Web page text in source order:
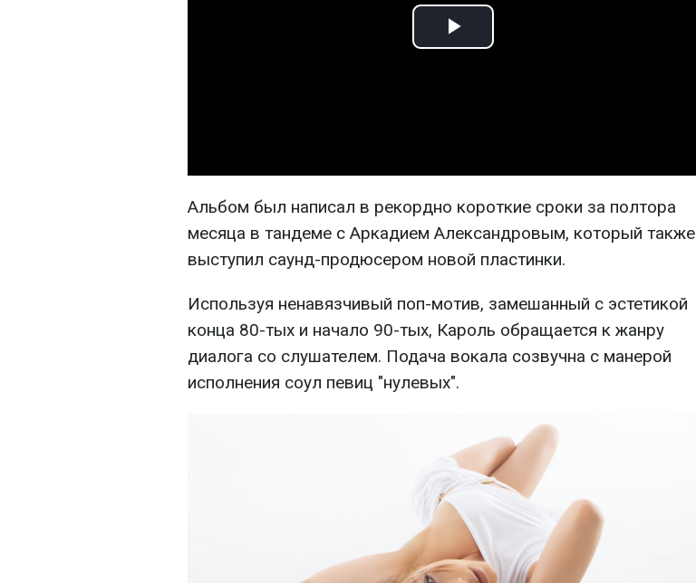
Play
Альбом был написал в рекордно короткие сроки за полтора
месяца в тандеме с Аркадием Александровым, который также
выступил саунд-продюсером новой пластинки.
Используя ненавязчивый поп-мотив, замешанный с эстетикой
конца 80-тых и начало 90-тых, Кароль обращается к жанру
диалога со слушателем. Подача вокала созвучна с манерой
исполнения соул певиц "нулевых".